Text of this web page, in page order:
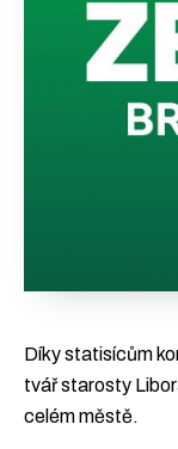
Díky statisícům
tvář starosty
celém městě.